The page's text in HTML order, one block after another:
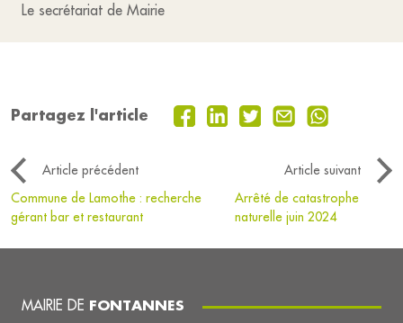
Le secrétariat de Mairie
Partagez l'article
Article précédent
Article suivant
Commune de Lamothe : recherche
gérant bar et restaurant
Arrêté de catastrophe
naturelle juin 2024
MAIRIE DE FONTANNES